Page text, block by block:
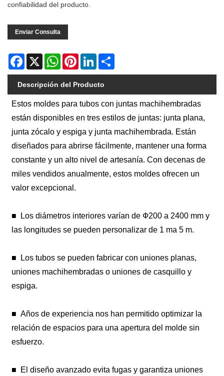
confiabilidad del producto.
Enviar Consulta
Facebook
X WhatsAppPinterestLinkedIn
Descripción del Producto
Estos moldes para tubos con juntas machihembradas
están disponibles en tres estilos de juntas: junta plana,
junta zócalo y espiga y junta machihembrada. Están
diseñados para abrirse fácilmente, mantener una forma
constante y un alto nivel de artesanía. Con decenas de
miles vendidos anualmente, estos moldes ofrecen un
valor excepcional.
■
Los diámetros interiores varían de Ф200 a 2400 mm y
las longitudes se pueden personalizar de 1 ma 5 m.
■
Los tubos se pueden fabricar con uniones planas,
uniones machihembradas o uniones de casquillo y
espiga.
■Años de experiencia nos han permitido optimizar la
relación de espacios para una apertura del molde sin
esfuerzo.
■ El diseño avanzado evita fugas y garantiza uniones